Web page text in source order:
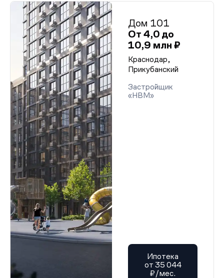
Дом 101
От 4,0 до
10,9 млн ₽
Краснодар,
Прикубанский
Застройщик
«НВМ»
Ипотека
от 35 044
₽/мес.